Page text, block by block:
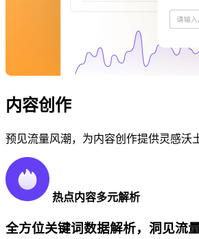
内容创作
预见流量风潮，为内容创作提供灵感沃
热点内容多元解析
全方位关键词数据解析，洞见流